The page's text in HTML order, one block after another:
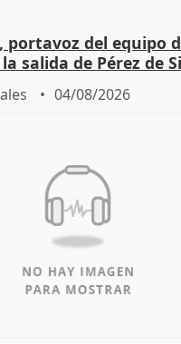
portavoz del equipo
salida de Pérez de
04/08/2026